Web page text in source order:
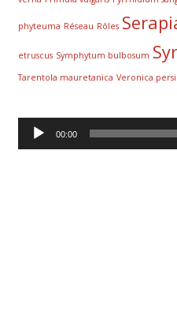
phyteuma Réseau Rôles
etruscus Symphytum bulbosum
Tarentola mauretanica Veronica
Lecteur
audio
00:00